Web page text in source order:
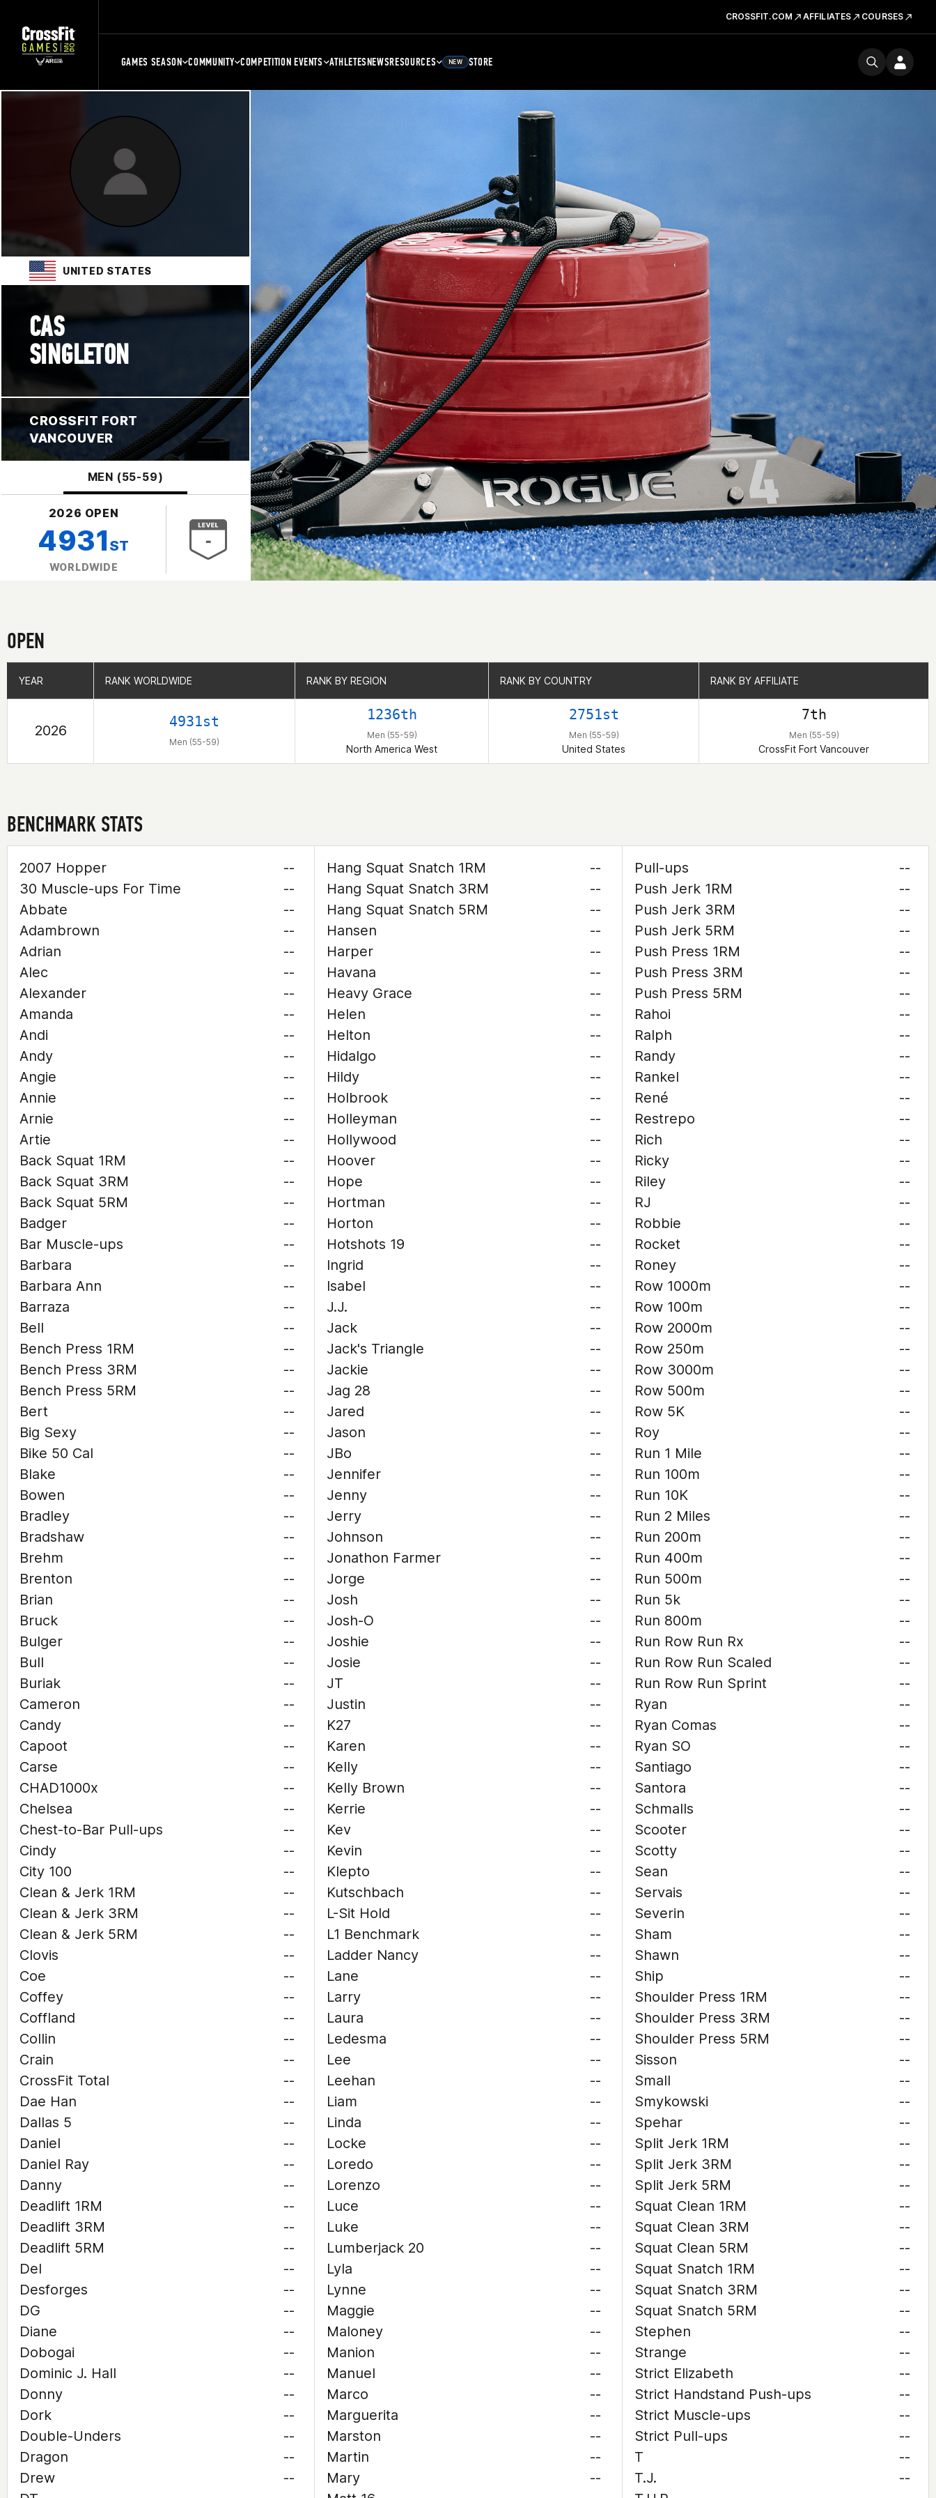
CROSSFIT.COM AFFILIATES COURSES
GAMES SEASON COMMUNITY COMPETITION EVENTS ATHLETESNEWSRESOURCES NEW STORE
UNITED STATES
CAS
SINGLETON
CROSSFIT FORT
VANCOUVER
MEN (55-59)
2026 OPEN
4931 ST
WORLDWIDE
OPEN
YEAR RANK WORLDWIDE RANK BY REGION RANK BY COUNTRY RANK BY AFFILIATE
2026
4931st
Men (55-59)
1236th
Men (55-59)
North America West
2751st
Men (55-59)
United States
7th
Men (55-59)
CrossFit Fort Vancouver
YEAR RANK WORLDWIDE RANK BY REGION RANK BY COUNTRY RANK BY AFFILIATE
BENCHMARK STATS
2007 Hopper
--
30 Muscle-ups For Time
--
Abbate
--
Adambrown
--
Adrian
--
Alec
--
Alexander
--
Amanda
--
Andi
--
Andy
--
Angie
--
Annie
--
Arnie
--
Artie
--
Back Squat 1RM
--
Back Squat 3RM
--
Back Squat 5RM
--
Badger
--
Bar Muscle-ups
--
Barbara
--
Barbara Ann
--
Barraza
--
Bell
--
Bench Press 1RM
--
Bench Press 3RM
--
Bench Press 5RM
--
Bert
--
Big Sexy
--
Bike 50 Cal
--
Blake
--
Bowen
--
Bradley
--
Bradshaw
--
Brehm
--
Brenton
--
Brian
--
Bruck
--
Bulger
--
Bull
--
Buriak
--
Cameron
--
Candy
--
Capoot
--
Carse
--
CHAD1000x
--
Chelsea
--
Chest-to-Bar Pull-ups
--
Cindy
--
City 100
--
Clean & Jerk 1RM
--
Clean & Jerk 3RM
--
Clean & Jerk 5RM
--
Clovis
--
Coe
--
Coffey
--
Coffland
--
Collin
--
Crain
--
CrossFit Total
--
Dae Han
--
Dallas 5
--
Daniel
--
Daniel Ray
--
Danny
--
Deadlift 1RM
--
Deadlift 3RM
--
Deadlift 5RM
--
Del
--
Desforges
--
DG
--
Diane
--
Dobogai
--
Dominic J. Hall
--
Donny
--
Dork
--
Double-Unders
--
Dragon
--
Drew
--
Hang Squat Snatch 1RM
--
Hang Squat Snatch 3RM
--
Hang Squat Snatch 5RM
--
Hansen
--
Harper
--
Havana
--
Heavy Grace
--
Helen
--
Helton
--
Hidalgo
--
Hildy
--
Holbrook
--
Holleyman
--
Hollywood
--
Hoover
--
Hope
--
Hortman
--
Horton
--
Hotshots 19
--
Ingrid
--
Isabel
--
J.J.
--
Jack
--
Jack's Triangle
--
Jackie
--
Jag 28
--
Jared
--
Jason
--
JBo
--
Jennifer
--
Jenny
--
Jerry
--
Johnson
--
Jonathon Farmer
--
Jorge
--
Josh
--
Josh-O
--
Joshie
--
Josie
--
JT
--
Justin
--
K27
--
Karen
--
Kelly
--
Kelly Brown
--
Kerrie
--
Kev
--
Kevin
--
Klepto
--
Kutschbach
--
L-Sit Hold
--
L1 Benchmark
--
Ladder Nancy
--
Lane
--
Larry
--
Laura
--
Ledesma
--
Lee
--
Leehan
--
Liam
--
Linda
--
Locke
--
Loredo
--
Lorenzo
--
Luce
--
Luke
--
Lumberjack 20
--
Lyla
--
Lynne
--
Maggie
--
Maloney
--
Manion
--
Manuel
--
Marco
--
Marguerita
--
Marston
--
Martin
--
Mary
--
Pull-ups
--
Push Jerk 1RM
--
Push Jerk 3RM
--
Push Jerk 5RM
--
Push Press 1RM
--
Push Press 3RM
--
Push Press 5RM
--
Rahoi
--
Ralph
--
Randy
--
Rankel
--
René
--
Restrepo
--
Rich
--
Ricky
--
Riley
--
RJ
--
Robbie
--
Rocket
--
Roney
--
Row 1000m
--
Row 100m
--
Row 2000m
--
Row 250m
--
Row 3000m
--
Row 500m
--
Row 5K
--
Roy
--
Run 1 Mile
--
Run 100m
--
Run 10K
--
Run 2 Miles
--
Run 200m
--
Run 400m
--
Run 500m
--
Run 5k
--
Run 800m
--
Run Row Run Rx
--
Run Row Run Scaled
--
Run Row Run Sprint
--
Ryan
--
Ryan Comas
--
Ryan SO
--
Santiago
--
Santora
--
Schmalls
--
Scooter
--
Scotty
--
Sean
--
Servais
--
Severin
--
Sham
--
Shawn
--
Ship
--
Shoulder Press 1RM
--
Shoulder Press 3RM
--
Shoulder Press 5RM
--
Sisson
--
Small
--
Smykowski
--
Spehar
--
Split Jerk 1RM
--
Split Jerk 3RM
--
Split Jerk 5RM
--
Squat Clean 1RM
--
Squat Clean 3RM
--
Squat Clean 5RM
--
Squat Snatch 1RM
--
Squat Snatch 3RM
--
Squat Snatch 5RM
--
Stephen
--
Strange
--
Strict Elizabeth
--
Strict Handstand Push-ups
--
Strict Muscle-ups
--
Strict Pull-ups
--
T
--
T.J.
--